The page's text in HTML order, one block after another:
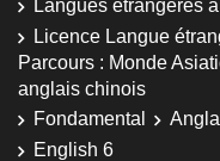
Langues étrangères
Licence Langue
Parcours : Monde
anglais chinois
Fondamental
English 6